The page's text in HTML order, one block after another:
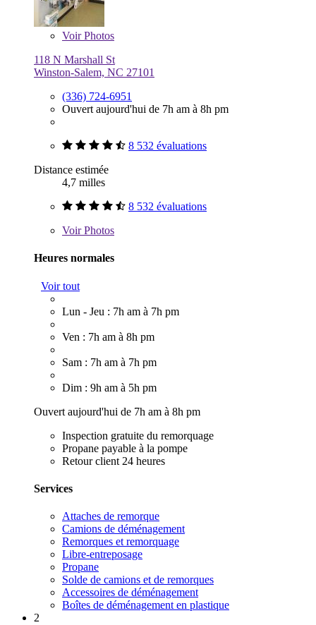
VoirPhotos
118 N Marshall St
Winston-Salem, NC 27101
(336) 724-6951
Ouvert aujourd'hui de 7h am à 8h pm
8 532 évaluations
Distance estimée
4,7 milles
8 532 évaluations
VoirPhotos
Heures normales
Voir tout
Lun - Jeu : 7h am à 7h pm
Ven : 7h am à 8h pm
Sam : 7h am à 7h pm
Dim : 9h am à 5h pm
Ouvert aujourd'hui de 7h am à 8h pm
Inspection gratuite du remorquage
Propane payable à la pompe
Retour client 24 heures
Services
Attaches de remorque
Camions de déménagement
Remorques et remorquage
Libre-entreposage
Propane
Solde de camions et de remorques
Accessoires de déménagement
Boîtes de déménagement en plastique
2